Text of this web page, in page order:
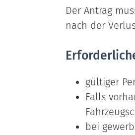
Der Antrag
nach der
gültiger
Falls
bei